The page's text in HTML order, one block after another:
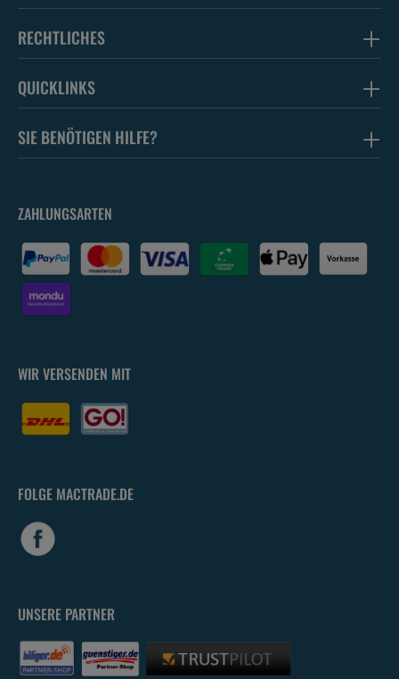
RECHTLICHES
QUICKLINKS
SIE BENÖTIGEN HILFE?
ZAHLUNGSARTEN
WIR VERSENDEN MIT
FOLGE MACTRADE.DE
UNSERE PARTNER